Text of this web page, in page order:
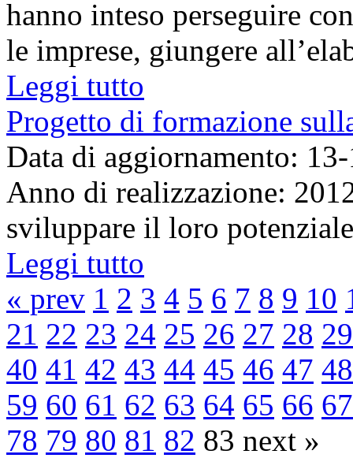
hanno inteso perseguire
le imprese, giungere
Leggi tutto
Progetto di formazione
Data di aggiornamento:
Anno di realizzazione:
sviluppare il loro
Leggi tutto
« prev 1 2 3 4 5 6 7 8 9 10
21 22 23 24 25 26 27 28 29
40 41 42 43 44 45 46 47 48
59 60 61 62 63 64 65 66 67
78 79 80 81 82 83 next »